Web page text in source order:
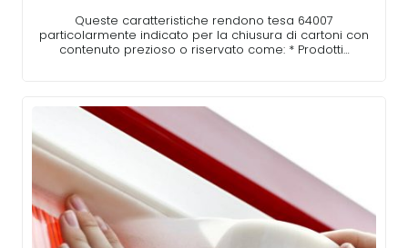
Queste caratteristiche rendono tesa 64007
particolarmente indicato per la chiusura di cartoni con
contenuto prezioso o riservato come: * Prodotti…